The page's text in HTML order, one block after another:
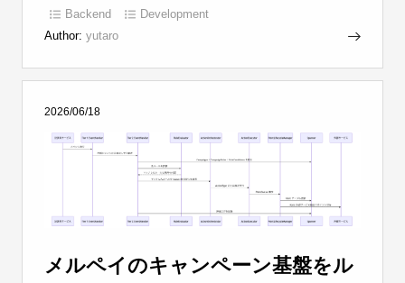
Backend
Development
Author: yutaro
2026/06/18
メルペイのキャンペーン基盤をル